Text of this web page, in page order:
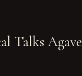
Talks Agave